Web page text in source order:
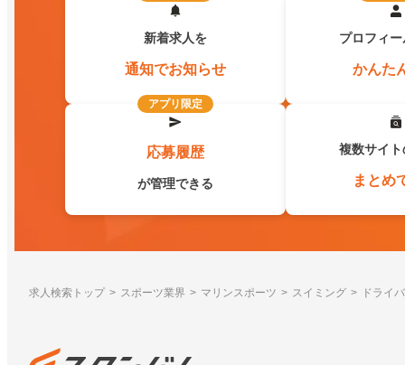
新着求人を
通知でお知らせ
プロフィ
かんた
アプリ限定
応募履歴
が管理できる
複数サイ
まとめ
求人検索トップ スポーツ業界 マリンスポーツ スイミング ドライ